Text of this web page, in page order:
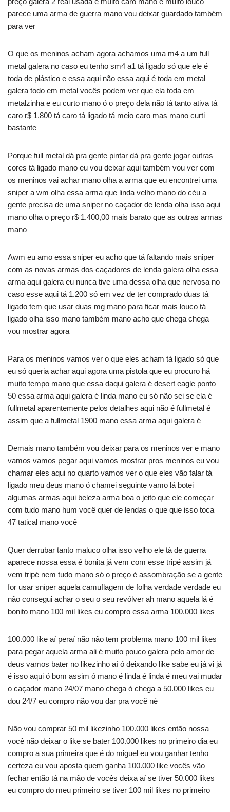
parece uma arma de guerra mano vou deixar guardado também
para ver
O que os meninos acham agora achamos uma m4 a um full
metal galera no caso eu tenho sm4 a1 tá ligado só que ele é
toda de plástico e essa aqui não essa aqui é toda em metal
galera todo em metal vocês podem ver que ela toda em
metalzinha e eu curto mano ó o preço dela não tá tanto ativa tá
caro r$ 1.800 tá caro tá ligado tá meio caro mas mano curti
bastante
Porque full metal dá pra gente pintar dá pra gente jogar outras
cores tá ligado mano eu vou deixar aqui também vou ver com
os meninos vai achar mano olha a arma que eu encontrei uma
sniper a wm olha essa arma que linda velho mano do céu a
gente precisa de uma sniper no caçador de lenda olha isso aqui
mano olha o preço r$ 1.400,00 mais barato que as outras armas
mano
Awm eu amo essa sniper eu acho que tá faltando mais sniper
com as novas armas dos caçadores de lenda galera olha essa
arma aqui galera eu nunca tive uma dessa olha que nervosa no
caso esse aqui tá 1.200 só em vez de ter comprado duas tá
ligado tem que usar duas mg mano para ficar mais louco tá
ligado olha isso mano também mano acho que chega chega
vou mostrar agora
Para os meninos vamos ver o que eles acham tá ligado só que
eu só queria achar aqui agora uma pistola que eu procuro há
muito tempo mano que essa daqui galera é desert eagle ponto
50 essa arma aqui galera é linda mano eu só não sei se ela é
fullmetal aparentemente pelos detalhes aqui não é fullmetal é
assim que a fullmetal 1900 mano essa arma aqui galera é
Demais mano também vou deixar para os meninos ver e mano
vamos vamos pegar aqui vamos mostrar pros meninos eu vou
chamar eles aqui no quarto vamos ver o que eles vão falar tá
ligado meu deus mano ó chamei seguinte vamo lá botei
algumas armas aqui beleza arma boa o jeito que ele começar
com tudo mano hum você quer de lendas o que que isso toca
47 tatical mano você
Quer derrubar tanto maluco olha isso velho ele tá de guerra
aparece nossa essa é bonita já vem com esse tripé assim já
vem tripé nem tudo mano só o preço é assombração se a gente
for usar sniper aquela camuflagem de folha verdade verdade eu
não consegui achar o seu o seu revólver ah mano aquela lá é
bonito mano 100 mil likes eu compro essa arma 100.000 likes
100.000 like aí peraí não não tem problema mano 100 mil likes
para pegar aquela arma ali é muito pouco galera pelo amor de
deus vamos bater no likezinho aí ó deixando like sabe eu já vi já
é isso aqui ó bom assim ó mano é linda é linda é meu vai mudar
o caçador mano 24/07 mano chega ó chega a 50.000 likes eu
dou 24/7 eu compro não vou dar pra você né
Não vou comprar 50 mil likezinho 100.000 likes então nossa
você não deixar o like se bater 100.000 likes no primeiro dia eu
compro a sua primeira que é do miguel eu vou ganhar tenho
certeza eu vou aposta quem ganha 100.000 like vocês vão
fechar então tá na mão de vocês deixa aí se tiver 50.000 likes
eu compro do meu primeiro se tiver 100 mil likes no primeiro